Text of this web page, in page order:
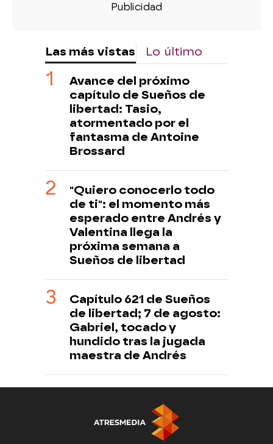
Las más vistas Lo último
Avance del próximo
capítulo de Sueños de
libertad: Tasio,
atormentado por el
fantasma de Antoine
Brossard
"Quiero conocerlo todo
de ti": el momento más
esperado entre Andrés y
Valentina llega la
próxima semana a
Sueños de libertad
Capítulo 621 de Sueños
de libertad; 7 de agosto:
Gabriel, tocado y
hundido tras la jugada
maestra de Andrés